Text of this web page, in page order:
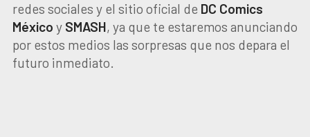
redes sociales y el sitio oficial de DC Comics
México y SMASH, ya que te estaremos anunciando
por estos medios las sorpresas que nos depara el
futuro inmediato.